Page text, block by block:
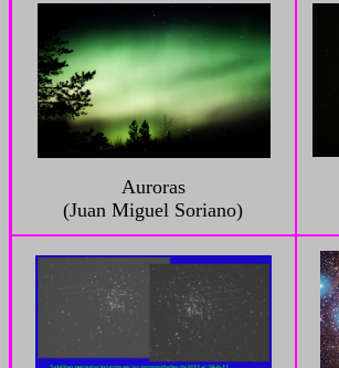
Auroras
(Juan Miguel Soriano)